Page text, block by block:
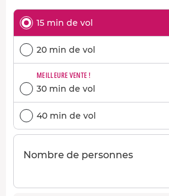
15 min de vol
20 min de vol
MEILLEURE VENTE !
30 min de vol
40 min de vol
Nombre de personnes